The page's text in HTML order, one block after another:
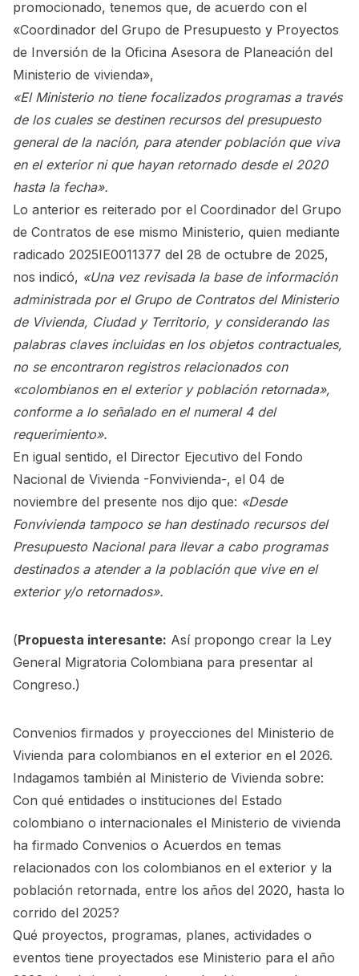
promocionado, tenemos que, de acuerdo con el
«Coordinador del Grupo de Presupuesto y Proyectos
de Inversión de la Oficina Asesora de Planeación del
Ministerio de vivienda»,
«El Ministerio no tiene focalizados programas a través
de los cuales se destinen recursos del presupuesto
general de la nación, para atender población que viva
en el exterior ni que hayan retornado desde el 2020
hasta la fecha».
Lo anterior es reiterado por el Coordinador del Grupo
de Contratos de ese mismo Ministerio, quien mediante
radicado 2025IE0011377 del 28 de octubre de 2025,
nos indicó, «Una vez revisada la base de información
administrada por el Grupo de Contratos del Ministerio
de Vivienda, Ciudad y Territorio, y considerando las
palabras claves incluidas en los objetos contractuales,
no se encontraron registros relacionados con
«colombianos en el exterior y población retornada»,
conforme a lo señalado en el numeral 4 del
requerimiento».
En igual sentido, el Director Ejecutivo del Fondo
Nacional de Vivienda -Fonvivienda-, el 04 de
noviembre del presente nos dijo que: «Desde
Fonvivienda tampoco se han destinado recursos del
Presupuesto Nacional para llevar a cabo programas
destinados a atender a la población que vive en el
exterior y/o retornados».
(Propuesta interesante: Así propongo crear la Ley
General Migratoria Colombiana para presentar al
Congreso.)
Convenios firmados y proyecciones del Ministerio de
Vivienda para colombianos en el exterior en el 2026.
Indagamos también al Ministerio de Vivienda sobre:
Con qué entidades o instituciones del Estado
colombiano o internacionales el Ministerio de vivienda
ha firmado Convenios o Acuerdos en temas
relacionados con los colombianos en el exterior y la
población retornada, entre los años del 2020, hasta lo
corrido del 2025?
Qué proyectos, programas, planes, actividades o
eventos tiene proyectados ese Ministerio para el año